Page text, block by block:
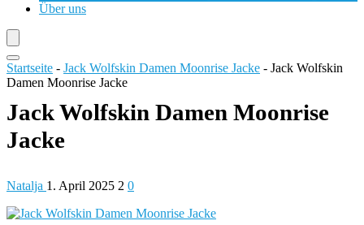
Über uns
Startseite - Jack Wolfskin Damen Moonrise Jacke - Jack Wolfskin
Damen Moonrise Jacke
Jack Wolfskin Damen Moonrise
Jacke
Natalja 1. April 2025 2 0